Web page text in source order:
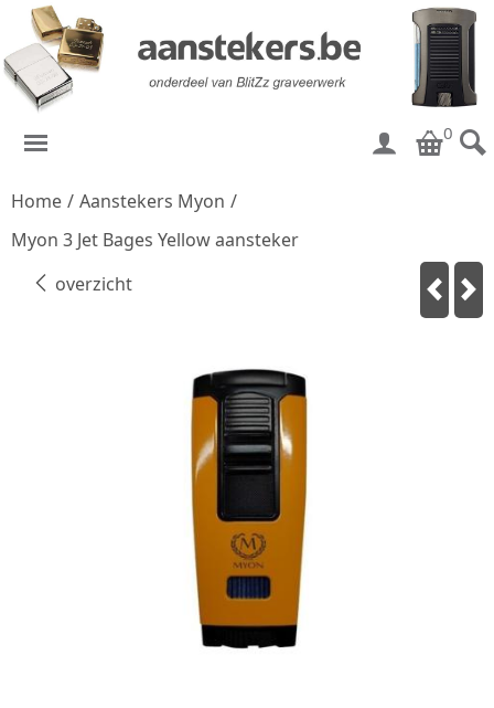
0
Home / Aanstekers Myon /
Myon 3 Jet Bages Yellow aansteker
overzicht